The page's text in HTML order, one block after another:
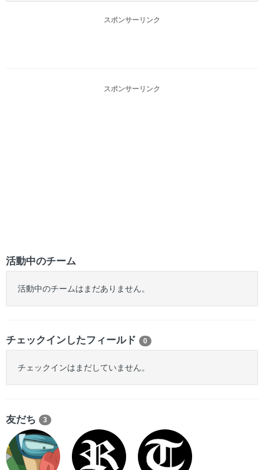
スポンサーリンク
スポンサーリンク
活動中のチーム
活動中のチームはまだありません。
チェックインしたフィールド 0
チェックインはまだしていません。
友だち 3